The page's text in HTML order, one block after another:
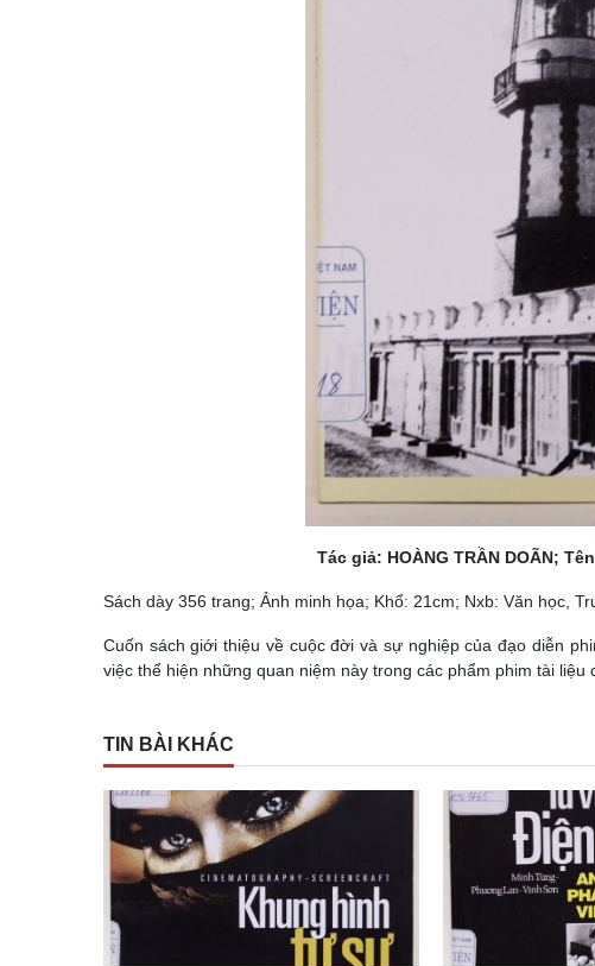
Tác giả: HOÀNG TRẦN DOÃN; Tên sách:
Sách dày 356 trang; Ảnh minh họa; Khổ: 21cm; Nxb: Văn học,
Cuốn sách giới thiệu về cuộc đời và sự nghiệp của đạo diễn
việc thể hiện những quan niệm này trong các phẩm phim tài liệu
TIN BÀI KHÁC